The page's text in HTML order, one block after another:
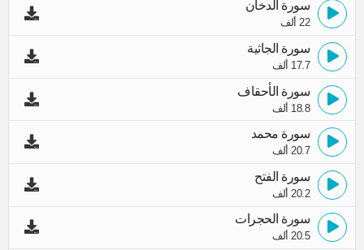
سورة الدخان
22 ألف
سورة الجاثية
17.7 ألف
سورة الأحقاف
18.8 ألف
سورة محمد
20.7 ألف
سورة الفتح
20.2 ألف
سورة الحجرات
20.5 ألف